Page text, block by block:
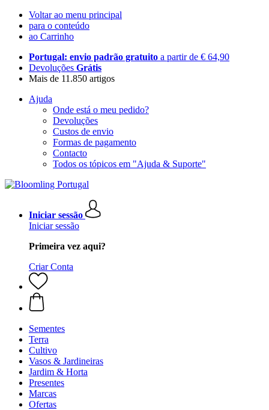
Voltar ao menu principal
para o conteúdo
ao Carrinho
Portugal: envio padrão gratuito a partir de € 64,90
Devoluções Grátis
Mais de 11.850 artigos
Ajuda
Onde está o meu pedido?
Devoluções
Custos de envio
Formas de pagamento
Contacto
Todos os tópicos em "Ajuda & Suporte"
Iniciar sessão
Iniciar sessão
Primeira vez aqui?
Criar Conta
Sementes
Terra
Cultivo
Vasos & Jardineiras
Jardim & Horta
Presentes
Marcas
Ofertas